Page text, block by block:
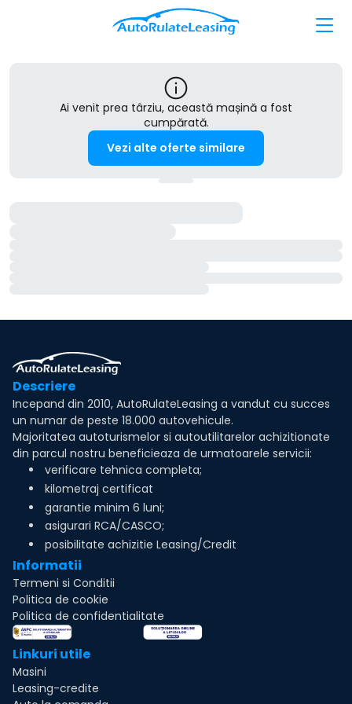
Ai venit prea târziu, această mașină a fost
cumpărată.
Vezi alte oferte similare
Descriere
Incepand din 2010, AutoRulateLeasing a vandut cu succes
un numar de peste 18.000 autovehicule.
Majoritatea autoturismelor si autoutilitarelor achizitionate
din parcul nostru beneficieaza de urmatoarele servicii:
verificare tehnica completa;
kilometraj certificat
garantie minim 6 luni;
asigurari RCA/CASCO;
posibilitate achizitie Leasing/Credit
Informatii
Termeni si Conditii
Politica de cookie
Politica de confidentialitate
Linkuri utile
Masini
Leasing-credite